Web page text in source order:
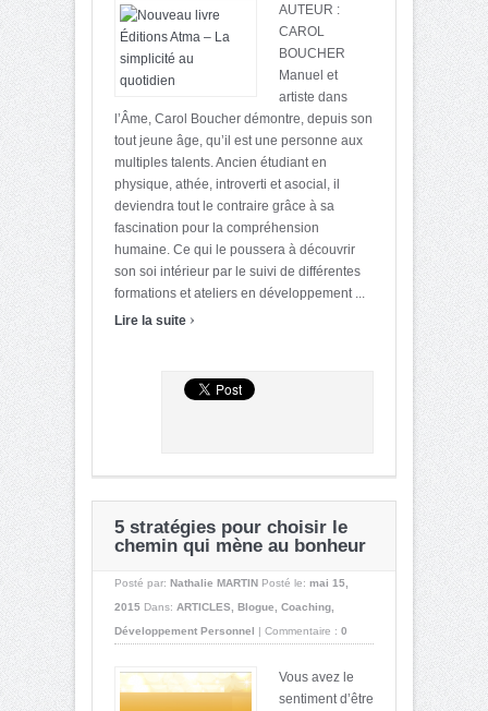
AUTEUR :
CAROL
BOUCHER
Manuel et
artiste dans
l’Âme, Carol Boucher démontre, depuis son
tout jeune âge, qu’il est une personne aux
multiples talents. Ancien étudiant en
physique, athée, introverti et asocial, il
deviendra tout le contraire grâce à sa
fascination pour la compréhension
humaine. Ce qui le poussera à découvrir
son soi intérieur par le suivi de différentes
formations et ateliers en développement ...
Lire la suite ›
5 stratégies pour choisir le
chemin qui mène au bonheur
Posté par: Nathalie MARTIN Posté le: mai 15,
2015 Dans: ARTICLES Blogue Coaching
Développement Personnel | Commentaire : 0
Vous avez le
sentiment d’être